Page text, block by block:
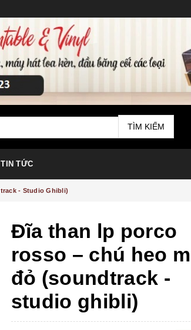
TÌM KIẾM
TIN TỨC
- Studio Ghibli)
Đĩa than lp porco
rosso – chú heo
đỏ (soundtrack -
studio ghibli)